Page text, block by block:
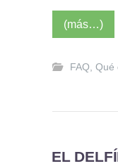
(más…)
FAQ, Qué
EL